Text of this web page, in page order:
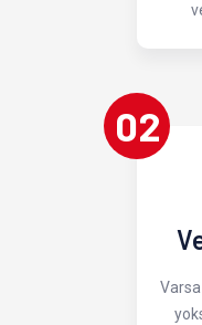
02